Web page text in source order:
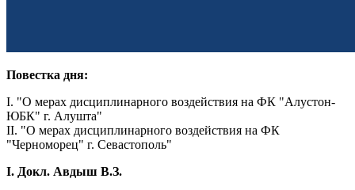
Повестка дня:
I. "О мерах дисциплинарного воздействия на ФК "Алустон-
ЮБК" г. Алушта"
II. "О мерах дисциплинарного воздействия на ФК
"Черноморец" г. Севастополь"
I. Докл. Авдыш В.З.